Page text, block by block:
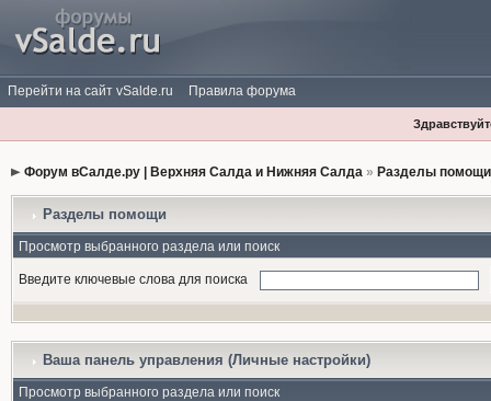
Перейти на сайт vSalde.ru Правила форума
Форум вСалде.ру | Верхняя Салда и Нижняя Салда» Разделы
Разделы помощи
Просмотр выбранного раздела или поиск
Введите ключевые слова для поиска
Ваша панель управления (Личные настройки)
Просмотр выбранного раздела или поиск